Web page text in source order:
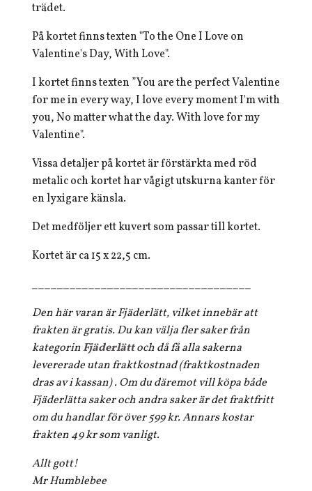
trädet.
På kortet finns texten "To the One I Love on
Valentine's Day, With Love".
I kortet finns texten ”You are the perfect Valentine
for me in every way, I love every moment I'm with
you, No matter what the day. With love for my
Valentine".
Vissa detaljer på kortet är förstärkta med röd
metalic och kortet har vågigt utskurna kanter för
en lyxigare känsla.
Det medföljer ett kuvert som passar till kortet.
Kortet är ca 15 x 22,5 cm.
___________________________________
Den här varan är Fjäderlätt, vilket innebär att
frakten är gratis. Du kan välja fler saker från
kategorinFjäderlättoch då få alla sakerna
levererade utan fraktkostnad (fraktkostnaden
dras av i kassan) . Om du däremot vill köpa både
Fjäderlätta saker och andra saker är det fraktfritt
om du handlar för över 599 kr. Annars kostar
frakten 49 kr som vanligt.
Allt gott!
Mr Humblebee